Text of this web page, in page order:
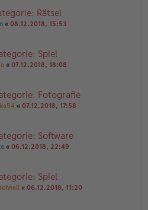
Rätsel
« 08.12.2018, 15:53
Spiel
« 07.12.2018, 18:08
Fotografie
« 07.12.2018, 17:58
Software
« 06.12.2018, 22:49
Spiel
« 06.12.2018, 11:20